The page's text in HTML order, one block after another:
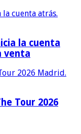
la cuenta
venta
Tour 2026